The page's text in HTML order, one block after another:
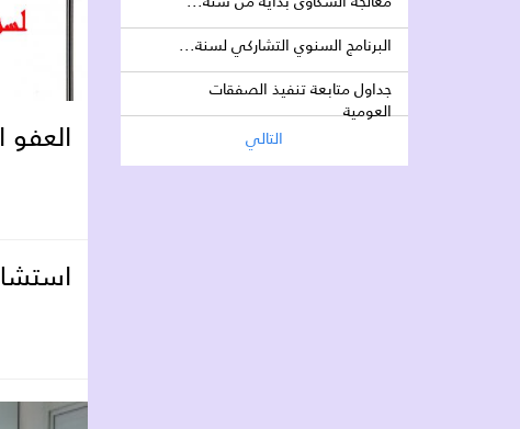
العفو
البرنامج السنوي التشاركي لسنة...
جداول متابعة تنفيذ الصفقات
العومية
التالي